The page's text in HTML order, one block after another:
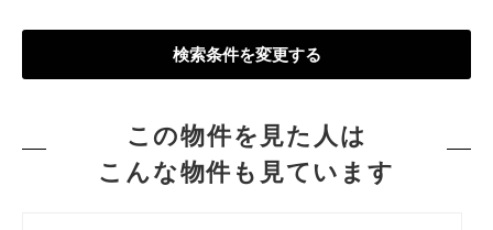
検索条件を変更する
この物件を見た人は
こんな物件も見ています